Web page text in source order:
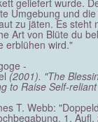
geliefert wurde.
Umgebung und
zu jäten. Es steht
Art von Blüte du
erblühen wird."
-
(2001). "The
to Raise Self-
T. Webb:
1.